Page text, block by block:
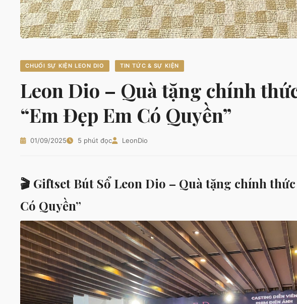
CHUỐI SỰ KIỆN LEON DIO TIN TỨC & SỰ KIỆN
Leon Dio – Quà tặng chính
“Em Đẹp Em Có Quyền”
01/09/2025 5 phút đọc LeonDio
🎬 Giftset Bút Sổ Leon Dio – Quà tặng chính
Có Quyền”